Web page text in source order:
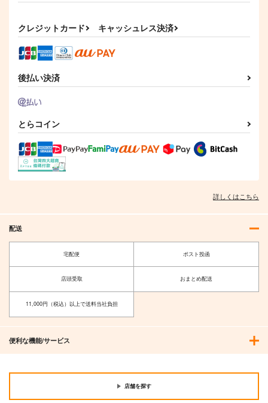
クレジットカード キャッシュレス決済
後払い決済
とらコイン
詳しくはこちら
配送
宅配便 ポスト投函
店頭受取 おまとめ配送
11,000円（税込）以上で送料当社負担
便利な機能/サービス
店舗を探す